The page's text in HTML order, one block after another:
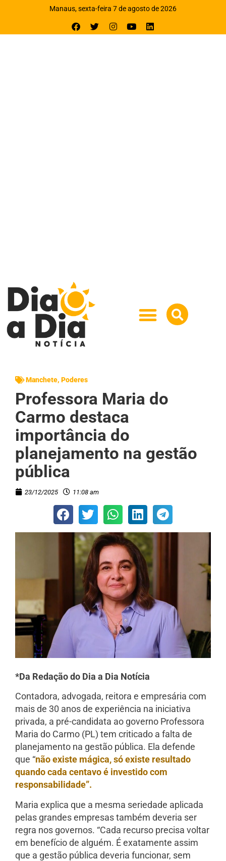
Manaus, sexta-feira 7 de agosto de 2026
Manchete, Poderes
Professora Maria do
Carmo destaca
importância do
planejamento na gestão
pública
23/12/2025 11:08 am
*Da Redação do Dia a Dia Notícia
Contadora, advogada, reitora e empresária com
mais de 30 anos de experiência na iniciativa
privada, a pré-candidata ao governo Professora
Maria do Carmo (PL) tem criticado a falta de
planejamento na gestão pública. Ela defende
que “não existe mágica, só existe resultado
quando cada centavo é investido com
responsabilidade”.
Maria explica que a mesma seriedade aplicada
pelas grandes empresas também deveria ser
regra nos governos. “Cada recurso precisa voltar
em benefício de alguém. É exatamente assim
que a gestão pública deveria funcionar, sem